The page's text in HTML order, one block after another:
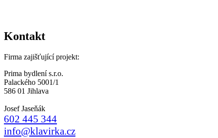
Kontakt
Firma zajišťující projekt:
Prima bydlení s.r.o.
Palackého 5001/1
586 01 Jihlava
Josef Jaseňák
602 445 344
info@klavirka.cz